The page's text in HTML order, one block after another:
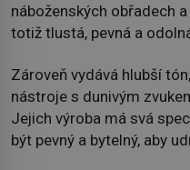
náboženských obřadech
totiž tlustá, pevná a
Zároveň vydává hlubší
nástroje s dunivým
Jejich výroba má svá
být pevný a bytelný, aby